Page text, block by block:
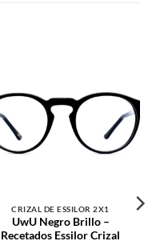
CRIZAL DE ESSILOR 2X1
UwU Negro Brillo –
Recetados Essilor Crizal